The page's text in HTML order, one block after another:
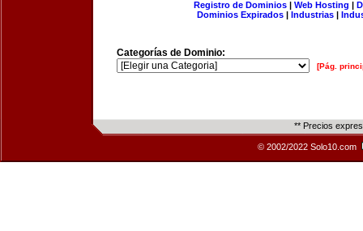
Registro de Dominios| Web Hosting |
Dominios Expirados | Industrias |
Categorías de Dominio:
[Pág.
** Precios
© 2002/2022 Solo10.com